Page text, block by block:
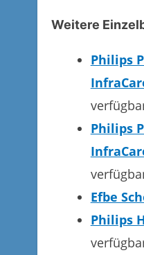
Weitere
Philips
Philips
Efbe
Philips